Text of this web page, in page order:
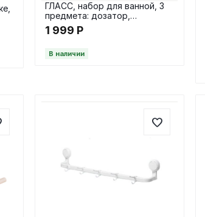
ГЛАСС, набор для ванной, 3
предмета: дозатор,
мыльница и стакан, стекло
1 999 Р
В наличии